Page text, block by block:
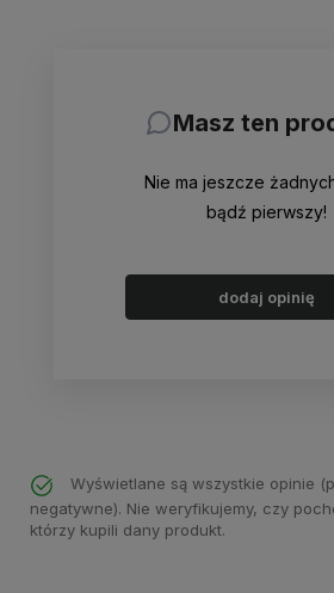
Masz ten
Nie ma jeszcze
bądź pierwszy!
dodaj opinię
Wyświetlane są wszystkie opinie
negatywne). Nie weryfikujemy, czy
którzy kupili dany produkt.